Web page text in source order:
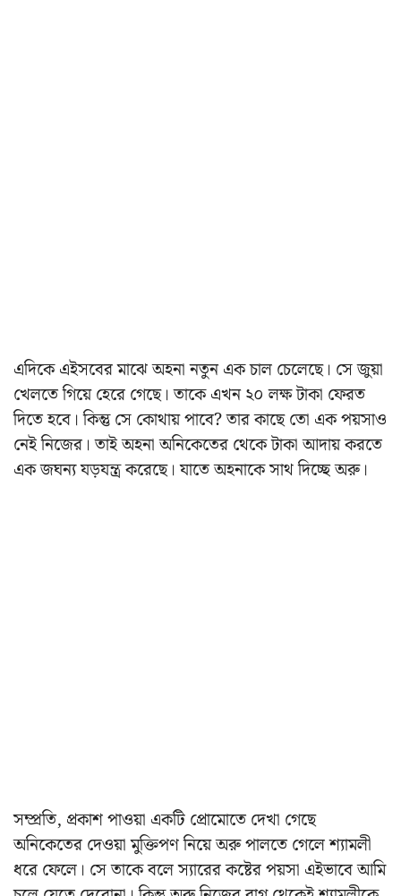
এদিকে এইসবের মাঝে অহনা নতুন এক চাল চেলেছে। সে জুয়া
খেলতে গিয়ে হেরে গেছে। তাকে এখন ২০ লক্ষ টাকা ফেরত
দিতে হবে। কিন্তু সে কোথায় পাবে? তার কাছে তো এক পয়সাও
নেই নিজের। তাই অহনা অনিকেতের থেকে টাকা আদায় করতে
এক জঘন্য যড়যন্ত্র করেছে। যাতে অহনাকে সাথ দিচ্ছে অরু।
সম্প্রতি, প্রকাশ পাওয়া একটি প্রোমোতে দেখা গেছে
অনিকেতের দেওয়া মুক্তিপণ নিয়ে অরু পালতে গেলে শ্যামলী
ধরে ফেলে। সে তাকে বলে স্যারের কষ্টের পয়সা এইভাবে আমি